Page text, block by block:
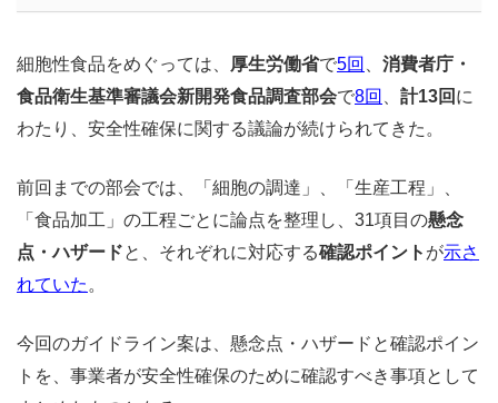
細胞性食品をめぐっては、 厚生労働省で5回
消費者庁・
食品衛生基準審議会新開発食品調査部会で8回 計13回 に
わたり、安全性確保に関する議論が続けられてきた。
前回までの部会では、「細胞の調達」、「生産工程」、
「食品加工」の工程ごとに論点を整理し、31項目の懸念
点・ハザードと、それぞれに対応する確認ポイント が示さ
れていた 。
今回のガイドライン案は、懸念点・ハザードと確認ポイン
トを、事業者が安全性確保のために確認すべき事項として